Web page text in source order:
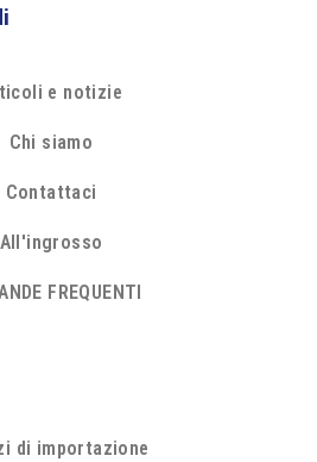
e notizie
Chi siamo
Contattaci
All'ingrosso
FREQUENTI
di importazione